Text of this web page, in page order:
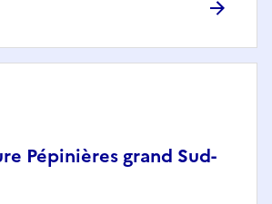
Pépinières grand Sud-